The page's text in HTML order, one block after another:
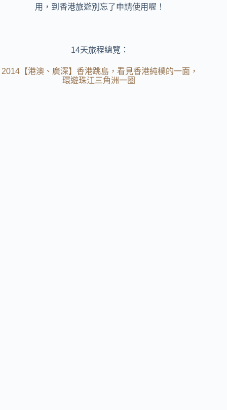
用，到香港旅遊別忘了申請使用喔！
14天旅程總覽：
2014【港澳、廣深】香港跳島，看見香港純樸的一面，
環遊珠江三角洲一圈